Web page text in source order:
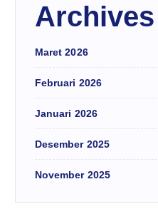
Archives
Maret 2026
Februari 2026
Januari 2026
Desember 2025
November 2025